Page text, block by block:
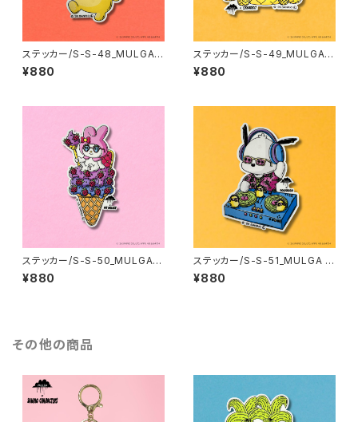
ステッカー/S-S-48_MULGA x
SANRIO CHARACTERS_Po
mpompurin
¥880
ステッカー/S-S-49_MULGA x
SANRIO CHARACTERS_Cin
namoroll
¥880
ステッカー/S-S-50_MULGA x
SANRIO CHARACTERS_My
Melody
¥880
ステッカー/S-S-51_MULGA x
SANRIO CHARACTERS_Poc
hacco
¥880
その他の商品